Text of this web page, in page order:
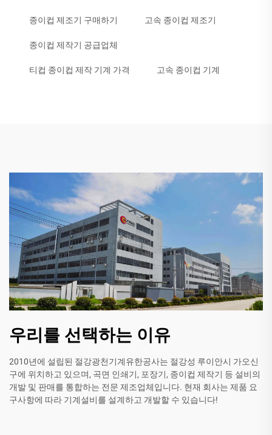
종이컵 제조기 구매하기 고속 종이컵 제조기
종이컵 제작기 공급업체
티컵 종이컵 제작 기계 가격 고속 종이컵 기계
우리를 선택하는 이유
2010년에 설립된 절강광천기계유한공사는 절강성 루이안시 가오신
구에 위치하고 있으며, 곡면 인쇄기, 포장기, 종이컵 제작기 등 설비의
개발 및 판매를 통합하는 전문 제조업체입니다. 현재 회사는 제품 요
구사항에 따라 기계설비를 설계하고 개발할 수 있습니다!